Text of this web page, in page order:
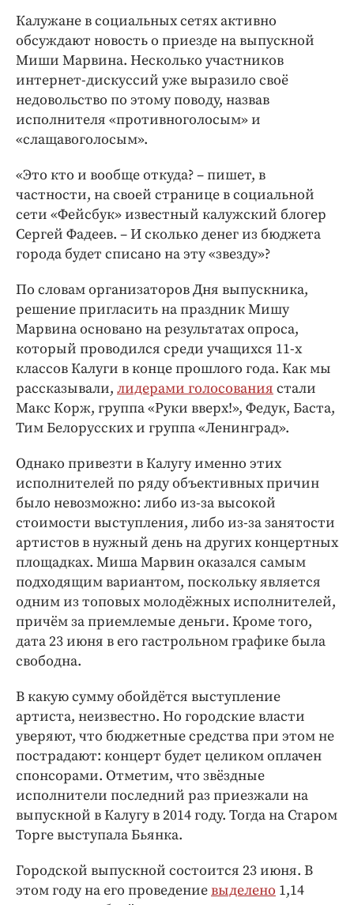
Калужане в социальных сетях активно
обсуждают новость о приезде на выпускной
Миши Марвина. Несколько участников
интернет-дискуссий уже выразило своё
недовольство по этому поводу, назвав
исполнителя «противноголосым» и
«слащавоголосым».
«Это кто и вообще откуда? – пишет, в
частности, на своей странице в социальной
сети «Фейсбук» известный калужский блогер
Сергей Фадеев. – И сколько денег из бюджета
города будет списано на эту «звезду»?
По словам организаторов Дня выпускника,
решение пригласить на праздник Мишу
Марвина основано на результатах опроса,
который проводился среди учащихся 11-х
классов Калуги в конце прошлого года. Как мы
рассказывали, лидерами голосования стали
Макс Корж, группа «Руки вверх!», Федук, Баста,
Тим Белорусских и группа «Ленинград».
Однако привезти в Калугу именно этих
исполнителей по ряду объективных причин
было невозможно: либо из-за высокой
стоимости выступления, либо из-за занятости
артистов в нужный день на других концертных
площадках. Миша Марвин оказался самым
подходящим вариантом, поскольку является
одним из топовых молодёжных исполнителей,
причём за приемлемые деньги. Кроме того,
дата 23 июня в его гастрольном графике была
свободна.
В какую сумму обойдётся выступление
артиста, неизвестно. Но городские власти
уверяют, что бюджетные средства при этом не
пострадают: концерт будет целиком оплачен
спонсорами. Отметим, что звёздные
исполнители последний раз приезжали на
выпускной в Калугу в 2014 году. Тогда на Старом
Торге выступала Бьянка.
Городской выпускной состоится 23 июня. В
этом году на его проведениевыделено 1,14